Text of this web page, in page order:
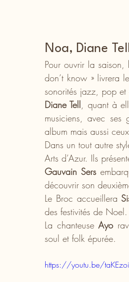
Noa, Diane
Pour ouvrir la saison,
don’t know » livrera
sonorités jazz, pop et
Diane Tell, quant à
musiciens, avec
album mais aussi
Dans un tout autre
Arts d’Azur. Ils
Gauvain Sers
découvrir son
Le Broc accueillera
des festivités de Noel.
La chanteuse Ayo
soul et folk épurée.
https://youtu.be/